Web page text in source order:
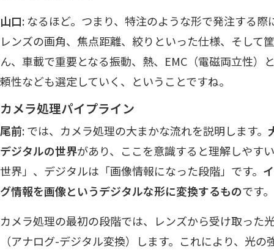
山口: なるほど。つまり、特注のような形で発注する
レンズの画角、焦点距離、絞りといった仕様、そして
ん、車載で重要となる振動、熱、EMC（電磁両立性）
頼性なども選定していく、ということですね。
カメラ処理パイプライン
尾前: では、カメラ処理の大まかな流れを説明します。
デジタルの世界があり、ここを意識すると理解しやす
世界」、デジタルは「画像情報になった段階」です。
グ情報を画像というデジタルな形に変換するものです。
カメラ処理の最初の段階では、レンズから受け取った
（アナログ-デジタル変換）します。これにより、光